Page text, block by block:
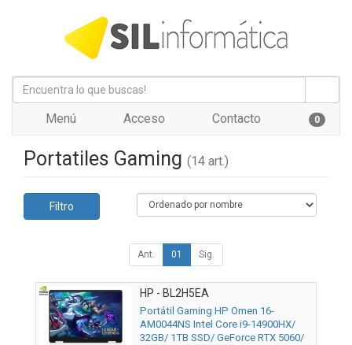
Menú Acceso Contacto 0
Portatiles Gaming (14 art.)
Filtro
Ant. 01 Sig.
HP - BL2H5EA
Portátil Gaming HP Omen 16-
AM0044NS Intel Core i9-14900HX/
32GB/ 1TB SSD/ GeForce RTX 5060/